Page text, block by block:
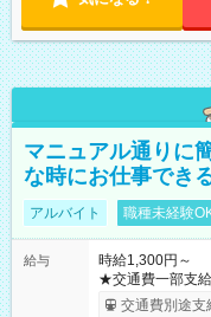
マニュアル通りに
な時にお仕事でき
アルバイト 職種未経験
給与
時給1,300円～
★交通費一部支給 時給1,300円～ ※試験・役割により手当あり
※勤務回数によ
交通費別途支